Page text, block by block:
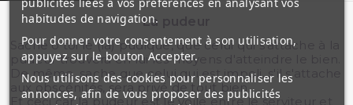
La pudeur
Sache ô toi le (la) pudique, que celui qui s'attache à la
pudeur trouvera en lui les moyens d'atteindre le bien.
De même, sache que celui qui est impoli, s'il s'attache
aux obscénités, sera privé de tout bien.
Et ceci car la pudeur est le voile entre le serviteur et
habitudes de navigation.
Pour donner votre consentement à son utilisation,
appuyez sur le bouton Accepter.
Nous utilisons des cookies pour personnaliser les
annonces, afin de vous proposer des publicités